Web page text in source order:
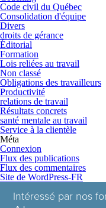
Code civil du Québec
Consolidation d'équipe
Divers
droits de gérance
Éditorial
Formation
Lois reliées au travail
Non classé
Obligations des travailleurs
Productivité
relations de travail
Résultats concrets
santé mentale au travail
Service à la clientèle
Méta
Connexion
Flux des publications
Flux des commentaires
Site de WordPress-FR
Intéressé par nos